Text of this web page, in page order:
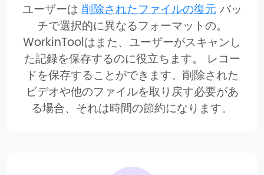
ユーザーは削除されたファイルの復元バッ
チで選択的に異なるフォーマットの。
WorkinToolはまた、ユーザーがスキャンし
た記録を保存するのに役立ちます。 レコー
ドを保存することができます。削除された
ビデオや他のファイルを取り戻す必要があ
る場合、それは時間の節約になります。